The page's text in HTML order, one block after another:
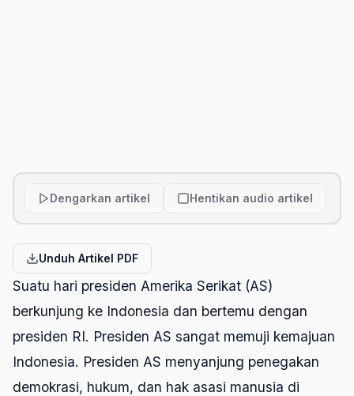
Dengarkan artikel Hentikan audio artikel
Unduh Artikel PDF
Suatu hari presiden Amerika Serikat (AS)
berkunjung ke Indonesia dan bertemu dengan
presiden RI. Presiden AS sangat memuji kemajuan
Indonesia. Presiden AS menyanjung penegakan
demokrasi, hukum, dan hak asasi manusia di